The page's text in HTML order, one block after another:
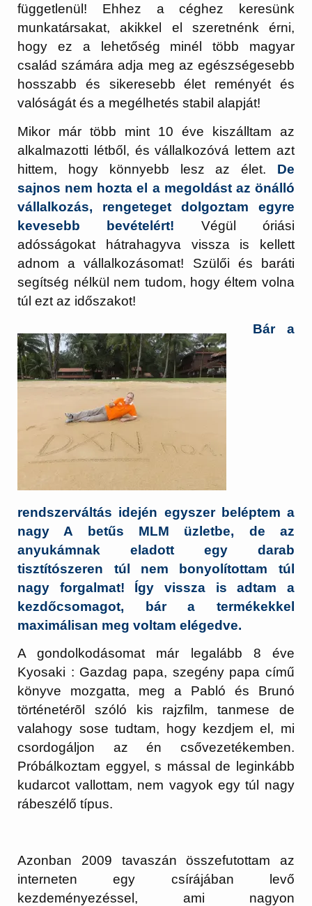
függetlenül! Ehhez a céghez keresünk
munkatársakat, akikkel el szeretnénk érni,
hogy ez a lehetőség minél több magyar
család számára adja meg az egészségesebb
hosszabb és sikeresebb élet reményét és
valóságát és a megélhetés stabil alapját!
Mikor már több mint 10 éve kiszálltam az
alkalmazotti létből, és vállalkozóvá lettem azt
hittem, hogy könnyebb lesz az élet. De
sajnos nem hozta el a megoldást az önálló
vállalkozás, rengeteget dolgoztam egyre
kevesebb bevételért! Végül óriási
adósságokat hátrahagyva vissza is kellett
adnom a vállalkozásomat! Szülői és baráti
segítség nélkül nem tudom, hogy éltem volna
túl ezt az időszakot!
Bár a
rendszerváltás idején egyszer beléptem a
nagy A betűs MLM üzletbe, de az
anyukámnak eladott egy darab
tisztítószeren túl nem bonyolítottam túl
nagy forgalmat! Így vissza is adtam a
kezdőcsomagot, bár a termékekkel
maximálisan meg voltam elégedve.
A gondolkodásomat már legalább 8 éve
Kyosaki : Gazdag papa, szegény papa című
könyve mozgatta, meg a Pabló és Brunó
történetérõl szóló kis rajzfilm, tanmese de
valahogy sose tudtam, hogy kezdjem el, mi
csordogáljon az én csővezetékemben.
Próbálkoztam eggyel, s mással de leginkább
kudarcot vallottam, nem vagyok egy túl nagy
rábeszélő típus.
Azonban 2009 tavaszán összefutottam az
interneten egy csírájában levő
kezdeményezéssel, ami nagyon